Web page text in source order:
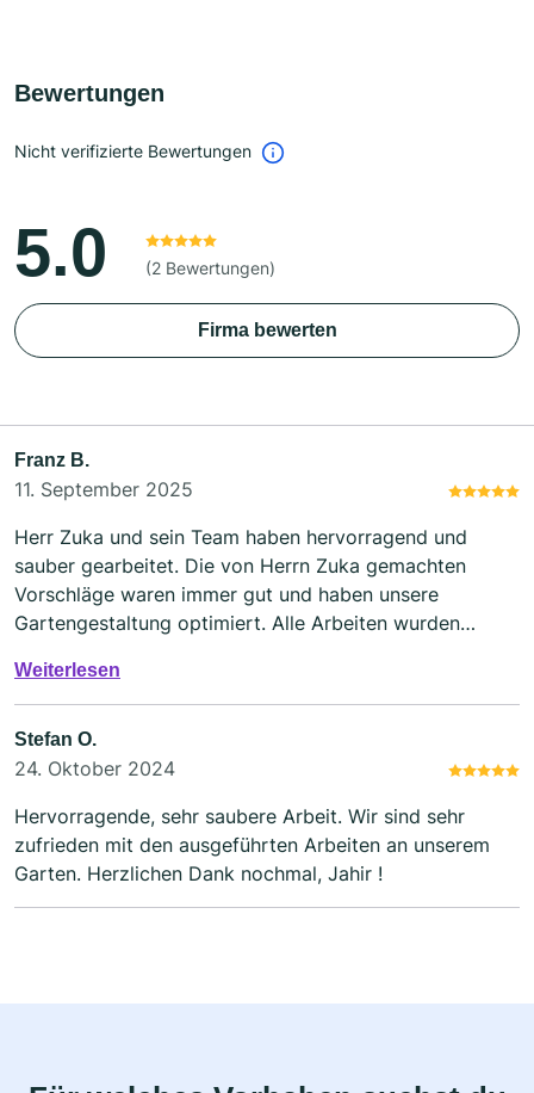
Bewertungen
Nicht verifizierte Bewertungen
5.0 (2 Bewertungen)
Firma bewerten
Franz B.
11. September 2025
Herr Zuka und sein Team haben hervorragend und
sauber gearbeitet. Die von Herrn Zuka gemachten
Vorschläge waren immer gut und haben unsere
Gartengestaltung optimiert. Alle Arbeiten wurden
bestens weiter empfehlen.
Weiterlesen
Stefan O.
24. Oktober 2024
Hervorragende, sehr saubere Arbeit. Wir sind sehr
zufrieden mit den ausgeführten Arbeiten an unserem
Garten. Herzlichen Dank nochmal, Jahir !